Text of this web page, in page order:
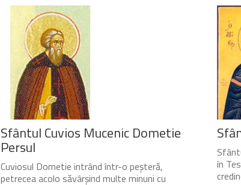
Sfântul Cuvios Mucenic Dometie
Persul
Cuviosul Dometie intrând într-o peșteră,
petrecea acolo săvârșind multe minuni cu
în